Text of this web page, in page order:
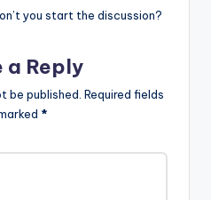
you start the discussion?
a Reply
be published. Required fields
*